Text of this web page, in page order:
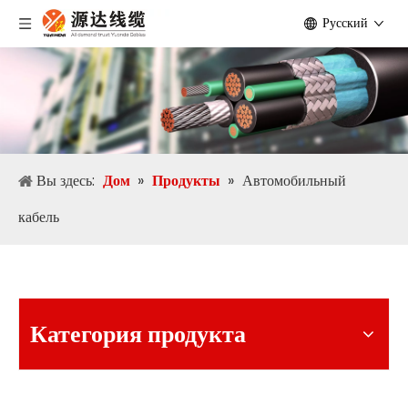
Pусский
Вы здесь: Дом » Продукты » Автомобильный
кабель
Категория продукта